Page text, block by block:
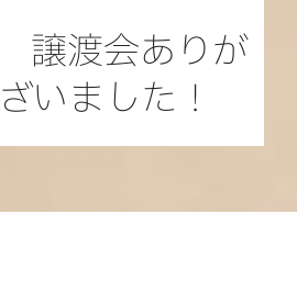
渡会ありが
いました！